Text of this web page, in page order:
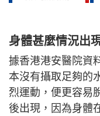
身體甚麼情況出
據香港港安醫院資
本沒有攝取足夠的
烈運動，便更容易
後出現，因為身體